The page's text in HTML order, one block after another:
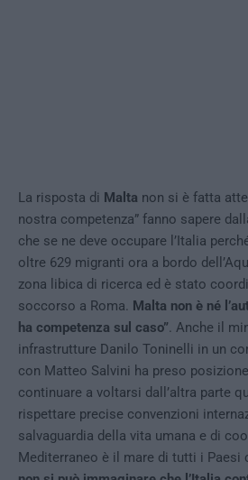
La risposta di Malta non si è fatta
nostra competenza” fanno sapere
che se ne deve occupare l’Italia
oltre 629 migranti ora a bordo
zona libica di ricerca ed è stato
soccorso a Roma. Malta non è né
ha competenza sul caso”. Anche il
infrastrutture Danilo Toninelli in un
con Matteo Salvini ha preso
continuare a voltarsi dall’altra parte
rispettare precise convenzioni
salvaguardia della vita umana e di
Mediterraneo è il mare di tutti i Paesi